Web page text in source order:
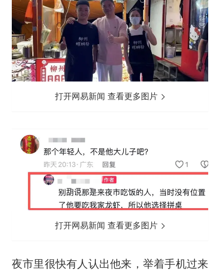
打开网易新闻 查看更多图片
打开网易新闻 查看更多图片
夜市里很快有人认出他来，举着手机过来